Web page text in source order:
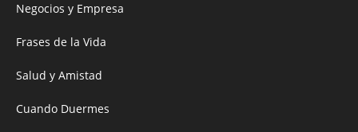
Negocios y Empresa
Frases de la Vida
Salud y Amistad
Cuando Duermes